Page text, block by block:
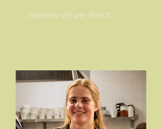
Vacature vrij per direct.